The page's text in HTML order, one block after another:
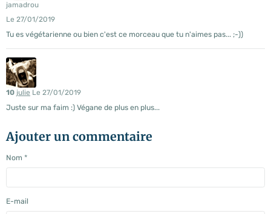
jamadrou
Le 27/01/2019
Tu es végétarienne ou bien c'est ce morceau que tu n'aimes pas... ;-))
10 julie Le 27/01/2019
Juste sur ma faim :) Végane de plus en plus...
Ajouter un commentaire
Nom
E-mail